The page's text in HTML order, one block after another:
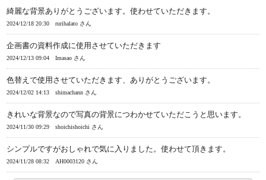
綺麗な背景ありがとうございます。使わせていただきます。
2024/12/18 20:30 rurihalato さん
企画書の資料作成に使用させていただきます
2024/12/13 09:04 Imasao さん
色替えで使用させていただきます、ありがとうございます。
2024/12/02 14:13 shimachann さん
きれいな背景なので写真の背景につわかせていただこうと思います。
2024/11/30 09:29 shoichishoichi さん
シンプルですがおしゃれで気に入りました。使わせて頂きます。
2024/11/28 08:32 AH0003120 さん